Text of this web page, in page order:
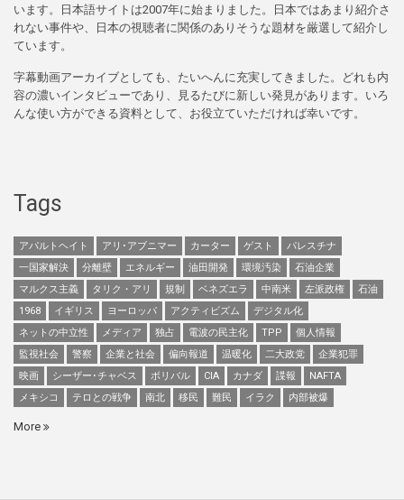
います。日本語サイトは2007年に始まりました。日本ではあまり紹介さ
れない事件や、日本の視聴者に関係のありそうな題材を厳選して紹介し
ています。
字幕動画アーカイブとしても、たいへんに充実してきました。どれも内
容の濃いインタビューであり、見るたびに新しい発見があります。いろ
んな使い方ができる資料として、お役立ていただければ幸いです。
Tags
アパルトヘイト アリ･アブニマー カーター ゲスト
パレスチナ
一国家解決
分離壁 エネルギー 油田開発 環境汚染
石油企業
マルクス主義
タリク・アリ 規制 ベネズエラ 中南米 左派政権
石油
1968
イギリス ヨーロッパ アクティビズム
デジタル化
ネットの中立性
メディア 独占 電波の民主化 TPP
個人情報
監視社会
警察 企業と社会 偏向報道 温暖化 二大政党
企業犯罪
映画
シーザー･チャベス ボリバル CIA カナダ 諜報
NAFTA
メキシコ
テロとの戦争 南北 移民 難民 イラク 内部被爆
More